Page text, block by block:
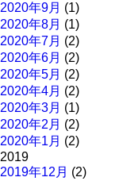
2020年9月 (1)
2020年8月 (1)
2020年7月 (2)
2020年6月 (2)
2020年5月 (2)
2020年4月 (2)
2020年3月 (1)
2020年2月 (2)
2020年1月 (2)
2019
2019年12月 (2)